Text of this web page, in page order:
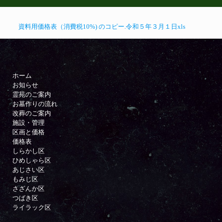
資料用価格表（消費税10%) のコピー.令和５年３月１日xls
ホーム
お知らせ
霊苑のご案内
お墓作りの流れ
改葬のご案内
施設・管理
区画と価格
価格表
しらかし区
ひめしゃら区
あじさい区
もみじ区
さざんか区
つばき区
ライラック区